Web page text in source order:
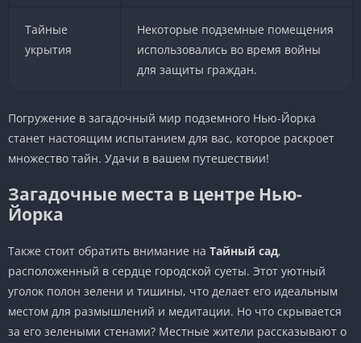
Тайные
укрытия
Некоторые подземные помещения
использовались во время войны
для защиты граждан.
Погружение в загадочный мир подземного Нью-Йорка
станет настоящим испытанием для вас, которое раскроет
множество тайн. Удачи в вашем путешествии!
Загадочные места в центре Нью-
Йорка
Также стоит обратить внимание на Тайный сад,
расположенный в сердце городской суеты. Этот уютный
уголок полон зелени и тишины, что делает его идеальным
местом для размышлений и медитации. Но что скрывается
за его зелеными стенами? Местные жители рассказывают о